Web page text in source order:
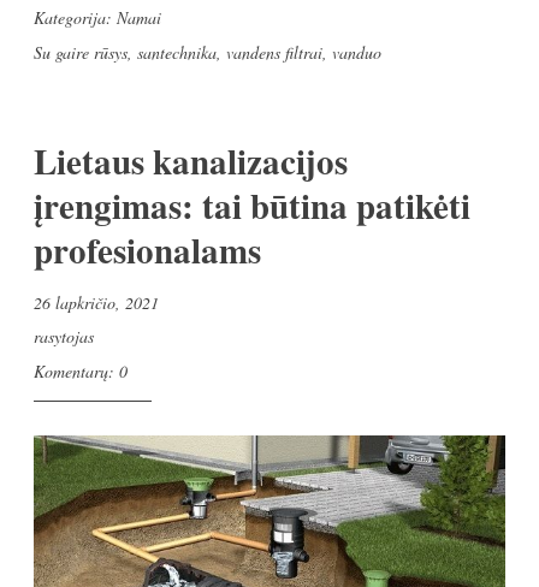
Kategorija: Namai
Su gaire rūsys santechnika vandens filtrai vanduo
Lietaus kanalizacijos
įrengimas: tai būtina patikėti
profesionalams
26 lapkričio, 2021
rasytojas
Komentarų: 0